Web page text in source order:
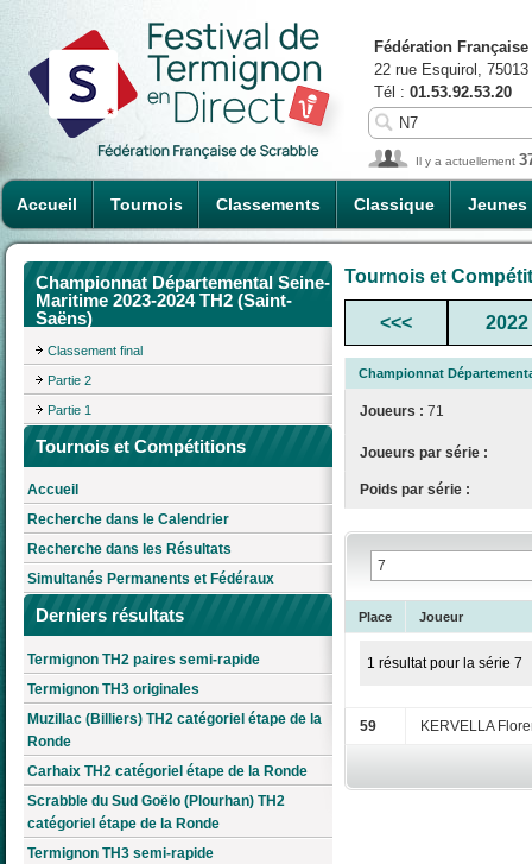
Accueil Tournois Classements Classique Jeunes
Fédération
22 rue Esquirol,
Tél : 01.53.92.53.20
Il y a actuellement
Championnat Départemental Seine-
Maritime 2023-2024 TH2 (Saint-
Saëns)
Classement final
Partie 2
Partie 1
Tournois et Compétitions
Accueil
Recherche dans le Calendrier
Recherche dans les Résultats
Simultanés Permanents et Fédéraux
Derniers résultats
Termignon TH2 paires semi-rapide
Termignon TH3 originales
Muzillac (Billiers) TH2 catégoriel étape de la
Ronde
Carhaix TH2 catégoriel étape de la Ronde
Scrabble du Sud Goëlo (Plourhan) TH2
catégoriel étape de la Ronde
Termignon TH3 semi-rapide
Tournois et
<<< 2022
Championnat
Joueurs : 71
Joueurs par série :
Poids par série :
Place Joueur
1 résultat pour la série 7
59 KERVELLA